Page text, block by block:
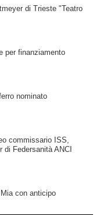
di Trieste "Teatro
per finanziamento
nominato
commissario ISS,
di Federsanità ANCI
con anticipo